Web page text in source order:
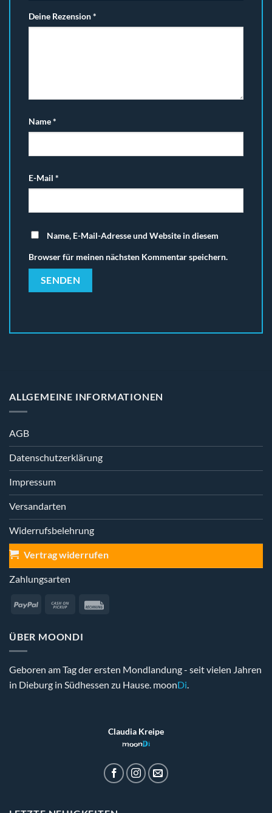
Deine Rezension*
Name*
E-Mail *
Name, E-Mail-Adresse und Website in diesem
Browser für meinen nächsten Kommentar speichern.
ALLGEMEINE INFORMATIONEN
AGB
Datenschutzerklärung
Impressum
Versandarten
Widerrufsbelehrung
Vertrag widerrufen
Zahlungsarten
PayPal
Cash
Pickup
ÜBER MOONDI
Geboren am Tag der ersten Mondlandung - seit vielen Jahren
in Dieburg in Südhessen zu Hause. moonDi.
Claudia Kreipe
moonDi